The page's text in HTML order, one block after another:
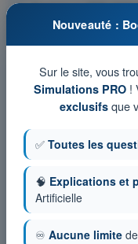
Examen en PDF
performances humaines
Nouveauté :
Sur le site, vous
Simulations PRO!
exclusifsque
✅ Toutes les
🧠 Explications et
Artificielle
♾️ Aucune limite